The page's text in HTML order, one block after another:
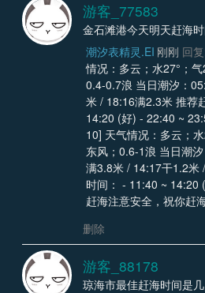
游客_77583
金石滩港今天明天赶海
潮汐表精灵.EI 刚刚 回
情况：多云；水27°；
0.4-0.7浪 当日潮汐：
米 / 18:16满2.3米 推荐
14:20 (好) - 22:40 ~ 23:59 (好) 万
10] 天气情况：多云；
东风；0.6-1浪 当日潮
满3.8米 / 14:17干1.2米
时间： - 11:40 ~ 14:20
赶海注意安全，祝你赶
删除
游客_88178
琼海市最佳赶海时间是